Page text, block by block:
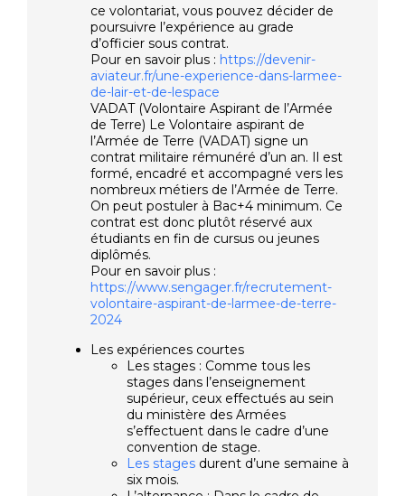
ce volontariat, vous pouvez décider de
poursuivre l’expérience au grade
d’officier sous contrat.
Pour en savoir plus : https://devenir-
aviateur.fr/une-experience-dans-larmee-
de-lair-et-de-lespace
VADAT (Volontaire Aspirant de l’Armée
de Terre) Le Volontaire aspirant de
l’Armée de Terre (VADAT) signe un
contrat militaire rémunéré d’un an. Il est
formé, encadré et accompagné vers les
nombreux métiers de l’Armée de Terre.
On peut postuler à Bac+4 minimum. Ce
contrat est donc plutôt réservé aux
étudiants en fin de cursus ou jeunes
diplômés.
Pour en savoir plus :
https://www.sengager.fr/recrutement-
volontaire-aspirant-de-larmee-de-terre-
2024
Les expériences courtes
Les stages : Comme tous les
stages dans l’enseignement
supérieur, ceux effectués au sein
du ministère des Armées
s’effectuent dans le cadre d’une
convention de stage.
Les stages durent d’une semaine à
six mois.